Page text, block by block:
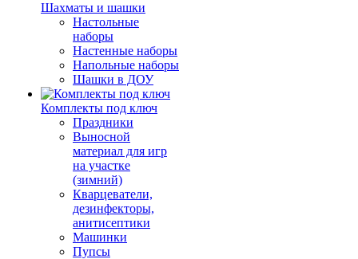
Шахматы и шашки
Настольные
наборы
Настенные наборы
Напольные наборы
Шашки в ДОУ
Комплекты под ключ
Праздники
Выносной
материал для игр
на участке
(зимний)
Кварцеватели,
дезинфекторы,
анитисептики
Машинки
Пупсы